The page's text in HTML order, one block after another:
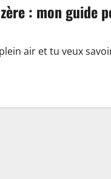
: mon guide
air et tu veux